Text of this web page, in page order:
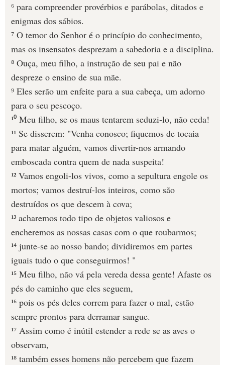
⁶ para compreender provérbios e parábolas, ditados e
enigmas dos sábios.
⁷ O temor do Senhor é o princípio do conhecimento,
mas os insensatos desprezam a sabedoria e a disciplina.
⁸ Ouça, meu filho, a instrução de seu pai e não
despreze o ensino de sua mãe.
⁹ Eles serão um enfeite para a sua cabeça, um adorno
para o seu pescoço.
¹⁰ Meu filho, se os maus tentarem seduzi-lo, não ceda!
¹¹ Se disserem: "Venha conosco; fiquemos de tocaia
para matar alguém, vamos divertir-nos armando
emboscada contra quem de nada suspeita!
¹² Vamos engoli-los vivos, como a sepultura engole os
mortos; vamos destruí-los inteiros, como são
destruídos os que descem à cova;
¹³ acharemos todo tipo de objetos valiosos e
encheremos as nossas casas com o que roubarmos;
¹⁴ junte-se ao nosso bando; dividiremos em partes
iguais tudo o que conseguirmos! "
¹⁵ Meu filho, não vá pela vereda dessa gente! Afaste os
pés do caminho que eles seguem,
¹⁶ pois os pés deles correm para fazer o mal, estão
sempre prontos para derramar sangue.
¹⁷ Assim como é inútil estender a rede se as aves o
observam,
¹⁸ também esses homens não percebem que fazem